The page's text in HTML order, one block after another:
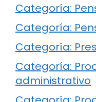
Categoría:
Categoría:
Categoría:
Categoría:
administrativo